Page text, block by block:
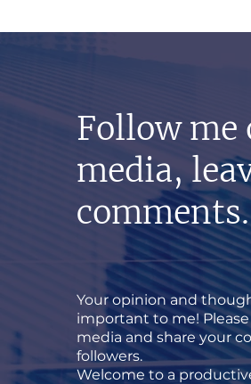
Follow me
media,
comments.
Your opinion and
important to me!
media and share your
followers.
Welcome to a